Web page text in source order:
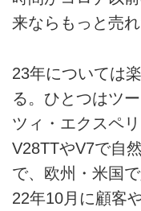
来ならもっと売
23年については
る。ひとつはツ
ツィ・エクスペ
V28TTやV7で自
で、欧州・米国
22年10月に顧客